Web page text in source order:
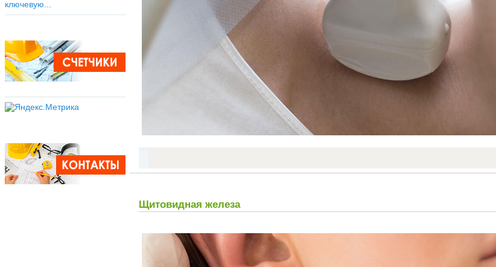
ключевую...
Щитовидная железа